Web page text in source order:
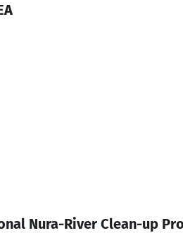
Nura-River Clean-up